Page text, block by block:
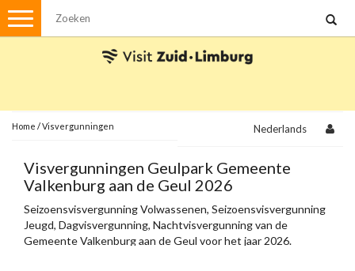
Menu
Met de auto
Visvergunningen
Plattegronden
Uit de streek
Home /Visvergunningen Nederlands
Visvergunningen Geulpark Gemeente
Valkenburg aan de Geul 2026
Seizoensvisvergunning Volwassenen, Seizoensvisvergunning
Jeugd, Dagvisvergunning, Nachtvisvergunning van de
Gemeente Valkenburg aan de Geul voor het jaar 2026.